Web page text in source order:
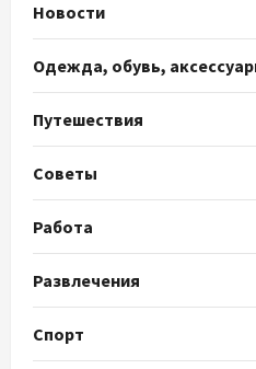
Новости
Одежда, обувь,
Путешествия
Советы
Работа
Развлечения
Спорт